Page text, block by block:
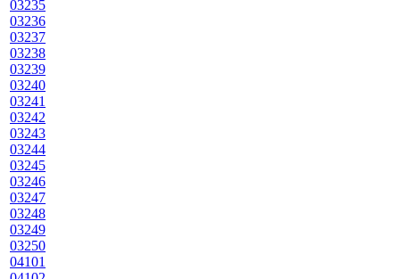
03235
03236
03237
03238
03239
03240
03241
03242
03243
03244
03245
03246
03247
03248
03249
03250
04101